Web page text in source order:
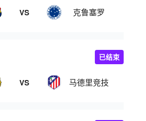
VS 克鲁塞罗
VS 马德里竞技
已结束